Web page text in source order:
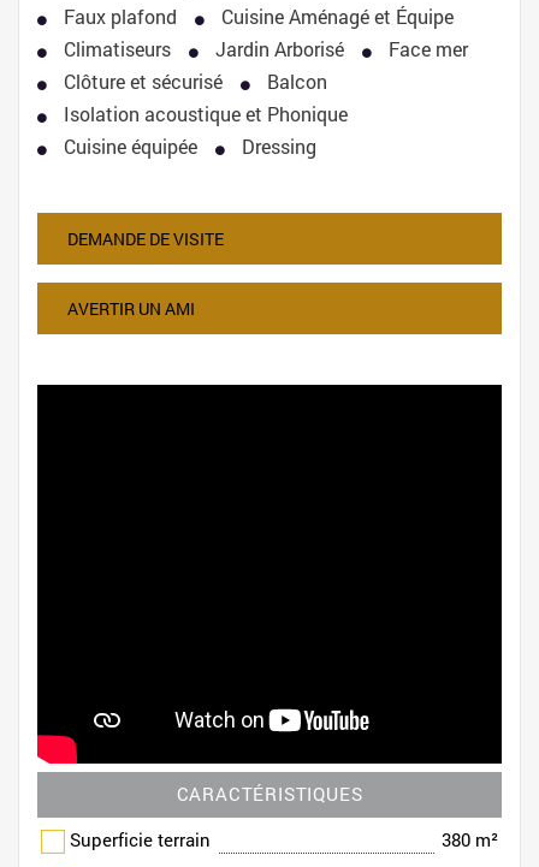
Faux plafond
Cuisine Aménagé et Équipe
Climatiseurs
Jardin Arborisé
Face mer
Clôture et sécurisé
Balcon
Isolation acoustique et Phonique
Cuisine équipée
Dressing
DEMANDE DE VISITE
AVERTIR UN AMI
CARACTÉRISTIQUES
Superficie terrain
380 m²